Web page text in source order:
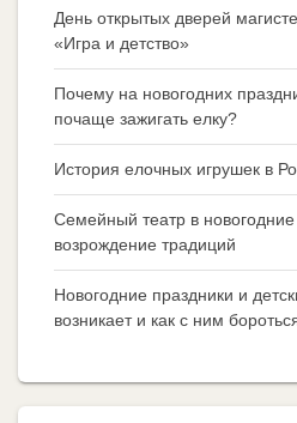
День открытых дверей
«Игра и детство»
Почему на новогодних
почаще зажигать елку?
История елочных игрушек в
Семейный театр в новогодние
возрождение традиций
Новогодние праздники и
возникает и как с ним